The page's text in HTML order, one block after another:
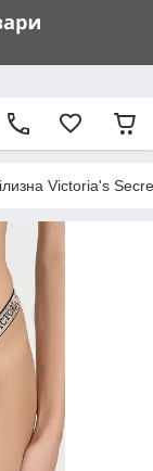
Victoria's